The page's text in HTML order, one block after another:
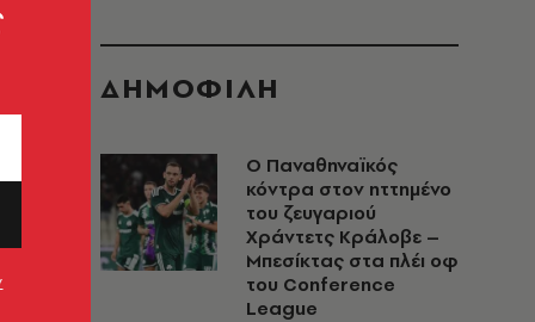
ΔΗΜΟΦΙΛΗ
Ο Παναθηναϊκός
κόντρα στον ηττημένο
του ζευγαριού
Χράντετς Κράλοβε –
Μπεσίκτας στα πλέι οφ
του Conference
League